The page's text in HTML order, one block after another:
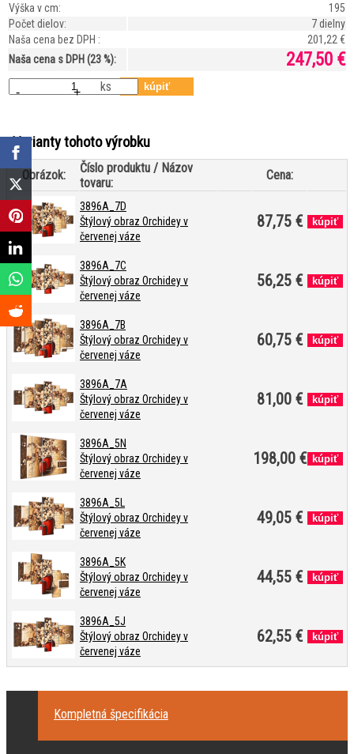
Výška v cm:
195
Počet dielov:
7 dielny
Naša cena bez DPH :
201,22 €
Naša cena s DPH (23 %):
247,50 €
- + ks
Varianty tohoto výrobku
Obrázok:
Číslo produktu / Názov
tovaru:
Cena:
3896A_7D
Štýlový obraz Orchidey v
červenej váze
87,75 €
3896A_7C
Štýlový obraz Orchidey v
červenej váze
56,25 €
3896A_7B
Štýlový obraz Orchidey v
červenej váze
60,75 €
3896A_7A
Štýlový obraz Orchidey v
červenej váze
81,00 €
3896A_5N
Štýlový obraz Orchidey v
červenej váze
198,00 €
3896A_5L
Štýlový obraz Orchidey v
červenej váze
49,05 €
3896A_5K
Štýlový obraz Orchidey v
červenej váze
44,55 €
3896A_5J
Štýlový obraz Orchidey v
červenej váze
62,55 €
Kompletná špecifikácia